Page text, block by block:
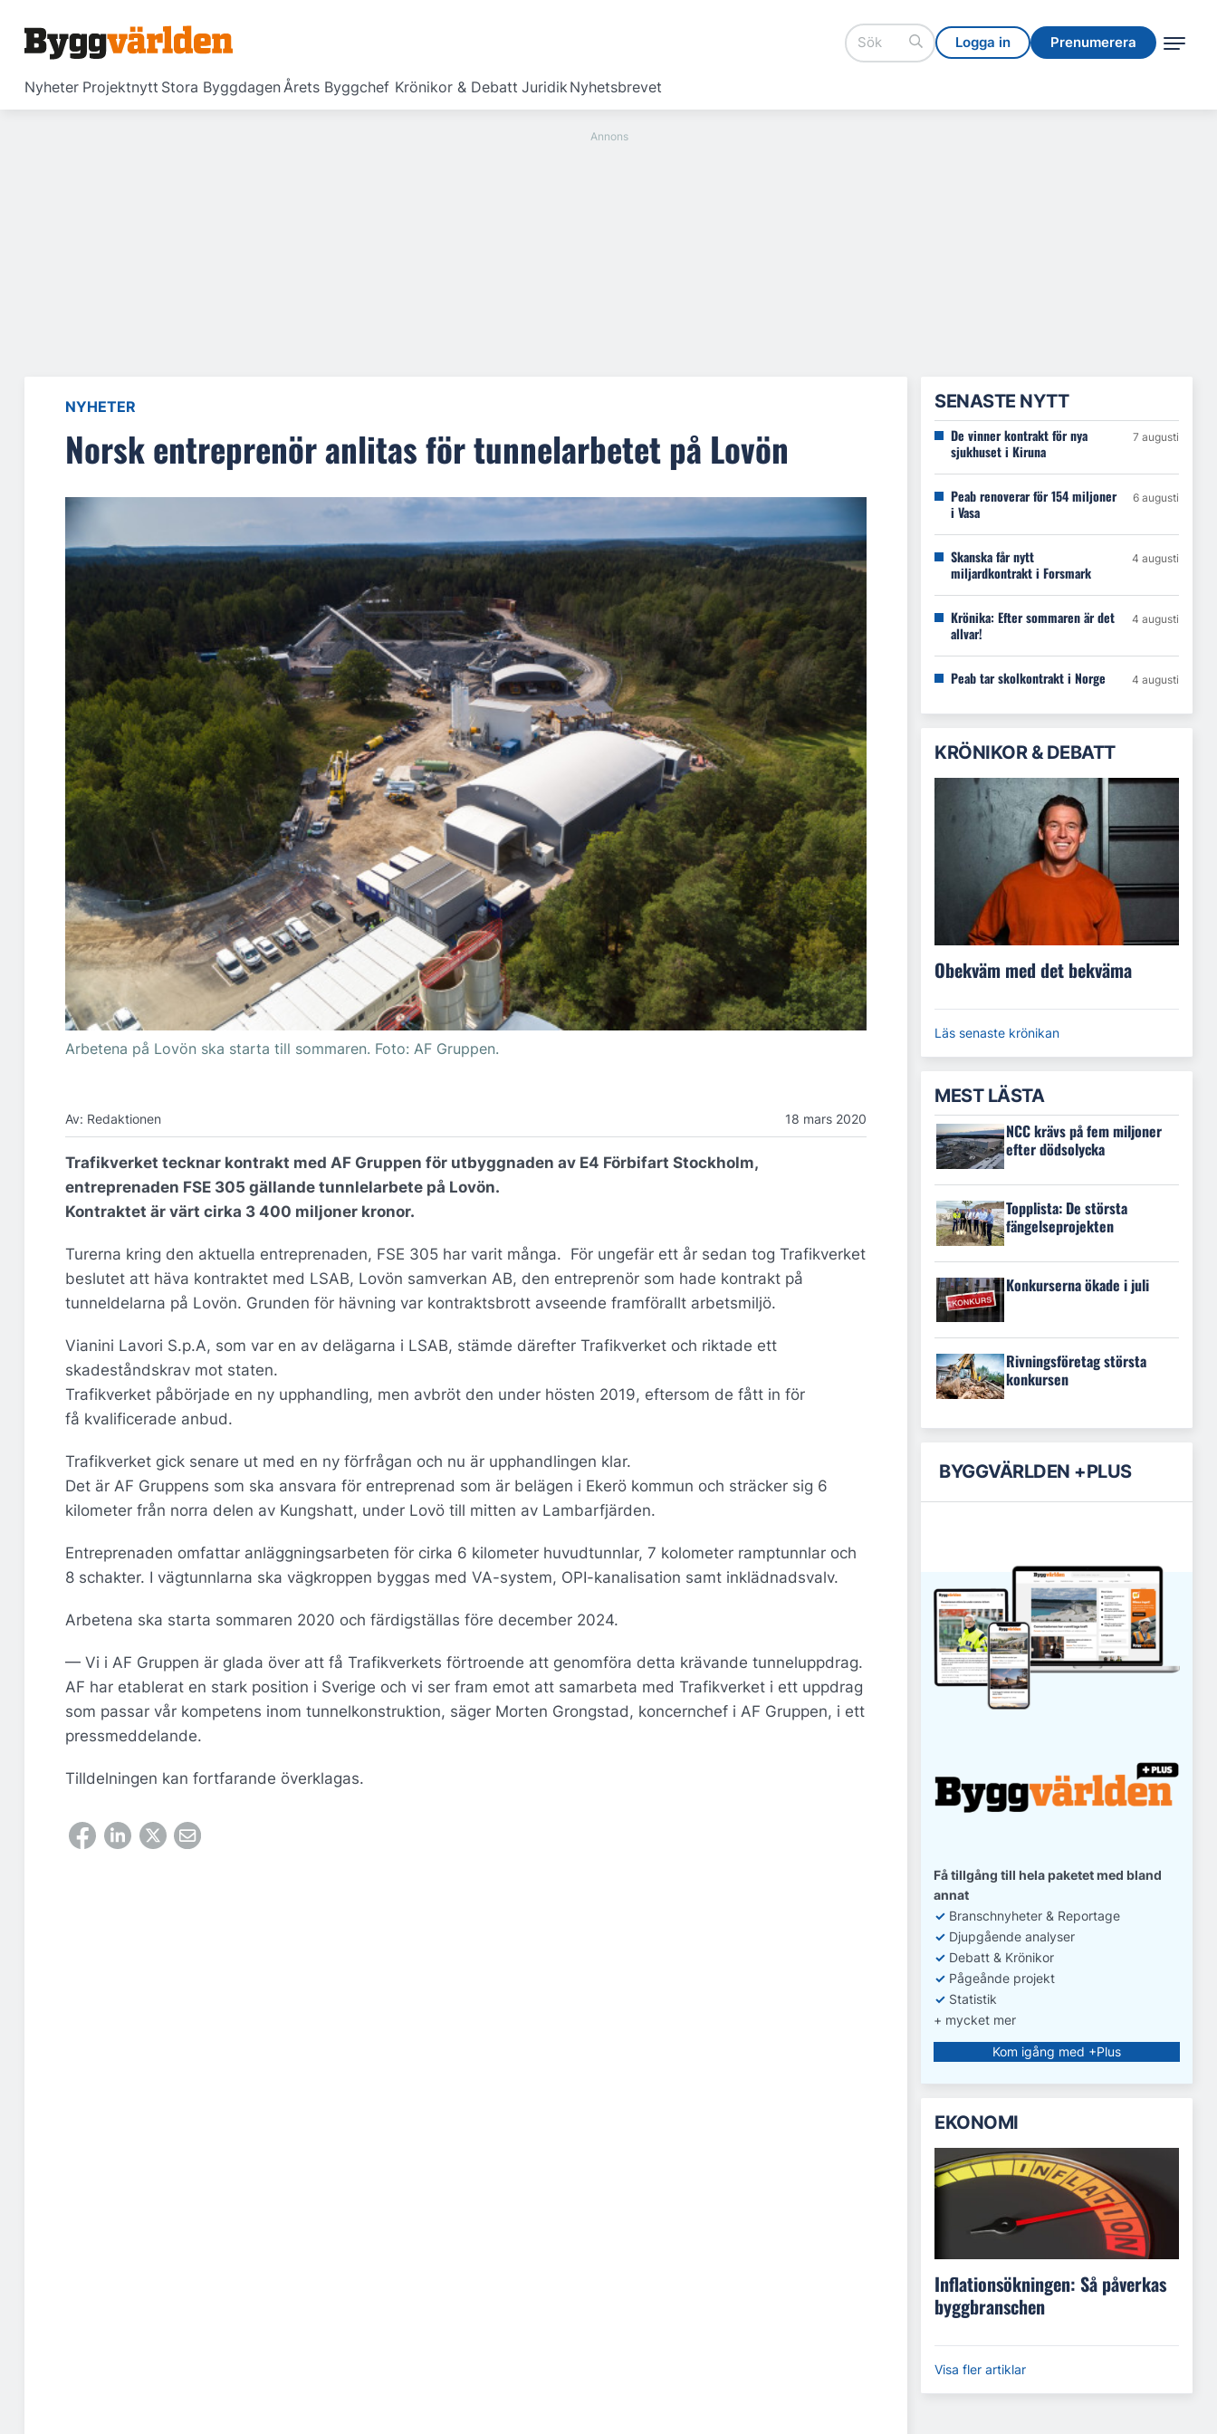
Logga in Prenumerera
Nyheter Projektnytt Stora ByggdagenÅrets Byggchef Krönikor & Debatt JuridikNyhetsbrevet
Logga in Prenumerera
NYHETER
Norsk entreprenör anlitas för tunnelarbetet på Lovön
Arbetena på Lovön ska starta till sommaren. Foto: AF Gruppen.
Av: Redaktionen 18 mars 2020
Trafikverket tecknar kontrakt med AF Gruppen för utbyggnaden av E4 Förbifart Stockholm,
entreprenaden FSE 305 gällande tunnlelarbete på Lovön.
Kontraktet är värt cirka 3 400 miljoner kronor.
Turerna kring den aktuella entreprenaden, FSE 305 har varit många. För ungefär ett år sedan tog Trafikverket
beslutet att häva kontraktet med LSAB, Lovön samverkan AB, den entreprenör som hade kontrakt på
tunneldelarna på Lovön. Grunden för hävning var kontraktsbrott avseende framförallt arbetsmiljö.
Vianini Lavori S.p.A, som var en av delägarna i LSAB, stämde därefter Trafikverket och riktade ett
skadeståndskrav mot staten.
Trafikverket påbörjade en ny upphandling, men avbröt den under hösten 2019, eftersom de fått in för
få kvalificerade anbud.
Trafikverket gick senare ut med en ny förfrågan och nu är upphandlingen klar.
Det är AF Gruppens som ska ansvara för entreprenad som är belägen i Ekerö kommun och sträcker sig 6
kilometer från norra delen av Kungshatt, under Lovö till mitten av Lambarfjärden.
Entreprenaden omfattar anläggningsarbeten för cirka 6 kilometer huvudtunnlar, 7 kolometer ramptunnlar och
8 schakter. I vägtunnlarna ska vägkroppen byggas med VA-system, OPI-kanalisation samt inklädnadsvalv.
Arbetena ska starta sommaren 2020 och färdigställas före december 2024.
— Vi i AF Gruppen är glada över att få Trafikverkets förtroende att genomföra detta krävande tunneluppdrag.
AF har etablerat en stark position i Sverige och vi ser fram emot att samarbeta med Trafikverket i ett uppdrag
som passar vår kompetens inom tunnelkonstruktion, säger Morten Grongstad, koncernchef i AF Gruppen, i ett
pressmeddelande.
Tilldelningen kan fortfarande överklagas.
SENASTE NYTT
De vinner kontrakt för nya
sjukhuset i Kiruna
7 augusti
Peab renoverar för 154 miljoner
i Vasa
6 augusti
Skanska får nytt
miljardkontrakt i Forsmark
4 augusti
Krönika: Efter sommaren är det
allvar!
4 augusti
Peab tar skolkontrakt i Norge 4 augusti
KRÖNIKOR & DEBATT
Obekväm med det bekväma
Läs senaste krönikan
MEST LÄSTA
NCC krävs på fem miljoner
efter dödsolycka
Topplista: De största
fängelseprojekten
Konkurserna ökade i juli
Rivningsföretag största
konkursen
BYGGVÄRLDEN +PLUS
Få tillgång till hela paketet med bland
annat
✓ Branschnyheter & Reportage
✓ Djupgående analyser
✓ Debatt & Krönikor
✓ Pågeånde projekt
✓ Statistik
+ mycket mer
Kom igång med +Plus
EKONOMI
Inflationsökningen: Så påverkas
byggbranschen
Visa fler artiklar